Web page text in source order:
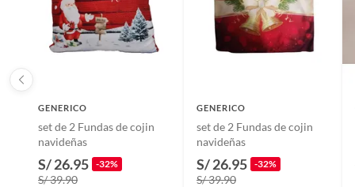
Forma
Tipo de funda para cojín Funda
Largo
GENERICO
set de 2 Fundas de cojin
navideñas
S/ 26.95 -32%
S/ 39.90
GENERICO
set de 2 Fundas de cojin
navideñas
S/ 26.95 -32%
S/ 39.90